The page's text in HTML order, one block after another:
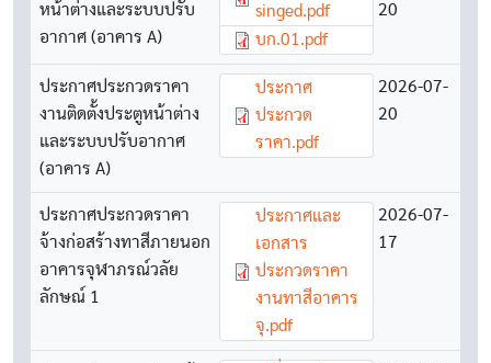
หน้าต่างและระบบปรับ
อากาศ (อาคาร A)
singed.pdf
Document
บก.01.pdf
20
ประกาศประกวดราคา
งานติดตั้งประตูหน้าต่าง
และระบบปรับอากาศ
(อาคาร A)
Document
ประกาศ
ประกวด
ราคา.pdf
2026-07-
20
ประกาศประกวดราคา
จ้างก่อสร้างทาสีภายนอก
อาคารจุฬาภรณ์วลัย
ลักษณ์ 1
Document
ประกาศและ
เอกสาร
ประกวดราคา
งานทาสีอาคาร
จุ.pdf
2026-07-
17